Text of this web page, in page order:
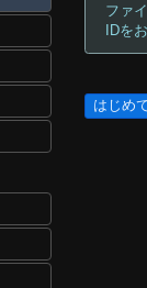
ファ
IDを
はじめ